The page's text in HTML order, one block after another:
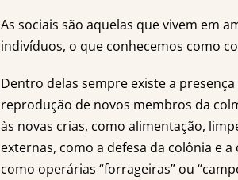
As sociais são aquelas que vivem em
indivíduos, o que conhecemos como
Dentro delas sempre existe a
reprodução de novos membros da
às novas crias, como alimentação,
externas, como a defesa da colônia e
como operárias “forrageiras” ou